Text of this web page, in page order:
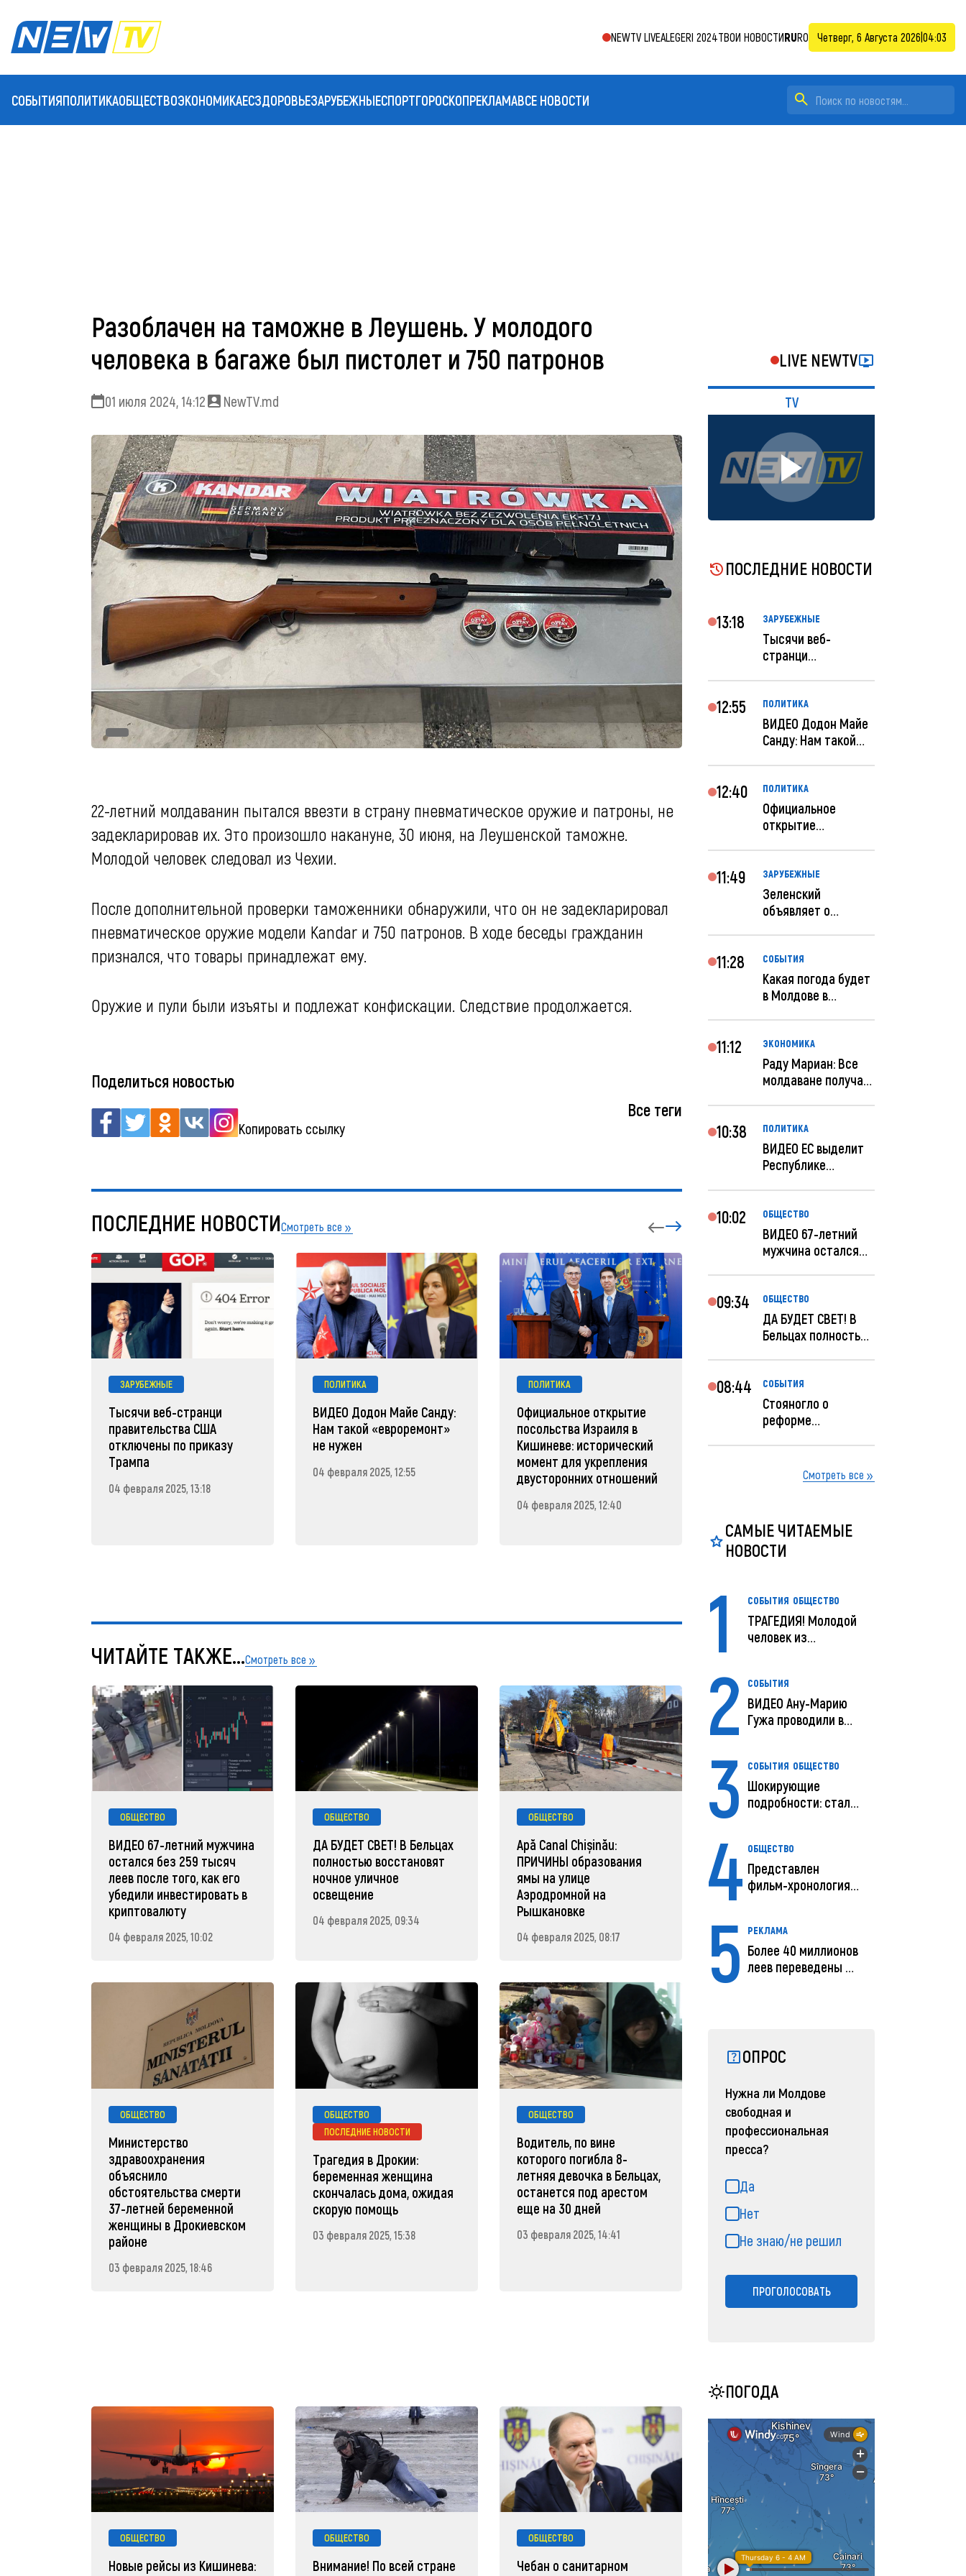
NEWTV LIVEALEGERI 2024ТВОИ НОВОСТИRURO Четверг, 6 Августа 2026 04:03
СОБЫТИЯПОЛИТИКАОБЩЕСТВОЭКОНОМИКАЕСЗДОРОВЬЕЗАРУБЕЖНЫЕСПОРТГОРОСКОПРЕКЛАМАВСЕ НОВОСТИ
Разоблачен на таможне в Леушень. У молодого
человека в багаже был пистолет и 750 патронов
01 июля 2024, 14:12 NewTV.md
22-летний молдаванин пытался ввезти в страну пневматическое оружие и патроны, не
задекларировав их. Это произошло накануне, 30 июня, на Леушенской таможне.
Молодой человек следовал из Чехии.
После дополнительной проверки таможенники обнаружили, что он не задекларировал
пневматическое оружие модели Kandar и 750 патронов. В ходе беседы гражданин
признался, что товары принадлежат ему.
Оружие и пули были изъяты и подлежат конфискации. Следствие продолжается.
Поделиться новостью
Копировать ссылку
Все теги
ПОСЛЕДНИЕ НОВОСТИСмотреть все
ЗАРУБЕЖНЫЕ
Тысячи веб-странци
правительства США
отключены по приказу
Трампа
04 февраля 2025, 13:18
ПОЛИТИКА
ВИДЕО Додон Майе Санду:
Нам такой «евроремонт»
не нужен
04 февраля 2025, 12:55
ПОЛИТИКА
Официальное открытие
посольства Израиля в
Кишиневе: исторический
момент для укрепления
двусторонних отношений
04 февраля 2025, 12:40
ЗАРУБЕЖНЫЕ
Зеленский объявляет о
радикальной
реструктуризации армии
04 февраля 2025, 11:49
ЧИТАЙТЕ ТАКЖЕ...Смотреть все
ОБЩЕСТВО
ВИДЕО 67-летний мужчина
остался без 259 тысяч
леев после того, как его
убедили инвестировать в
криптовалюту
04 февраля 2025, 10:02
ОБЩЕСТВО
ДА БУДЕТ СВЕТ! В Бельцах
полностью восстановят
ночное уличное
освещение
04 февраля 2025, 09:34
ОБЩЕСТВО
Apă Canal Chișinău:
ПРИЧИНЫ образования
ямы на улице
Аэродромной на
Рышкановке
04 февраля 2025, 08:17
ОБЩЕСТВО
Министерство
здравоохранения
объяснило
обстоятельства смерти
37-летней беременной
женщины в Дрокиевском
районе
03 февраля 2025, 18:46
ОБЩЕСТВО
ПОСЛЕДНИЕ НОВОСТИ
Трагедия в Дрокии:
беременная женщина
скончалась дома, ожидая
скорую помощь
03 февраля 2025, 15:38
ОБЩЕСТВО
Водитель, по вине
которого погибла 8-
летняя девочка в Бельцах,
останется под арестом
еще на 30 дней
03 февраля 2025, 14:41
ОБЩЕСТВО
Новые рейсы из Кишинева:
ОБЩЕСТВО
Внимание! По всей стране
ОБЩЕСТВО
Чебан о санитарном
LIVE NEWTV
TV
ПОСЛЕДНИЕ НОВОСТИ
13:18 ЗАРУБЕЖНЫЕ
Тысячи веб-
странци
12:55 ПОЛИТИКА
ВИДЕО Додон Майе
Санду: Нам такой
12:40 ПОЛИТИКА
Официальное
открытие
Кишиневе: и...
11:49 ЗАРУБЕЖНЫЕ
Зеленский
объявляет о
ар...
11:28 СОБЫТИЯ
Какая погода будет
в Молдове в
11:12 ЭКОНОМИКА
Раду Мариан: Все
молдаване получат
10:38 ПОЛИТИКА
ВИДЕО ЕС выделит
Республике
10:02 ОБЩЕСТВО
ВИДЕО 67-летний
мужчина остался
09:34 ОБЩЕСТВО
ДА БУДЕТ СВЕТ! В
Бельцах полностью
08:44 СОБЫТИЯ
Стояногло о
реформе
реформир...Смотреть все
САМЫЕ ЧИТАЕМЫЕ
НОВОСТИ
1 СОБЫТИЯ ОБЩЕСТВО
ТРАГЕДИЯ! Молодой
человек из
2 СОБЫТИЯ
ВИДЕО Ану-Марию
Гужа проводили в
3 СОБЫТИЯ ОБЩЕСТВО
Шокирующие
подробности: стали
4 ОБЩЕСТВО
Представлен
фильм-хронология
5 РЕКЛАМА
Более 40 миллионов
леев переведены с
ОПРОС
Нужна ли Молдове
свободная и
профессиональная
пресса?
Да
Нет
Не знаю/не решил
ПРОГОЛОСОВАТЬ
ПОГОДА